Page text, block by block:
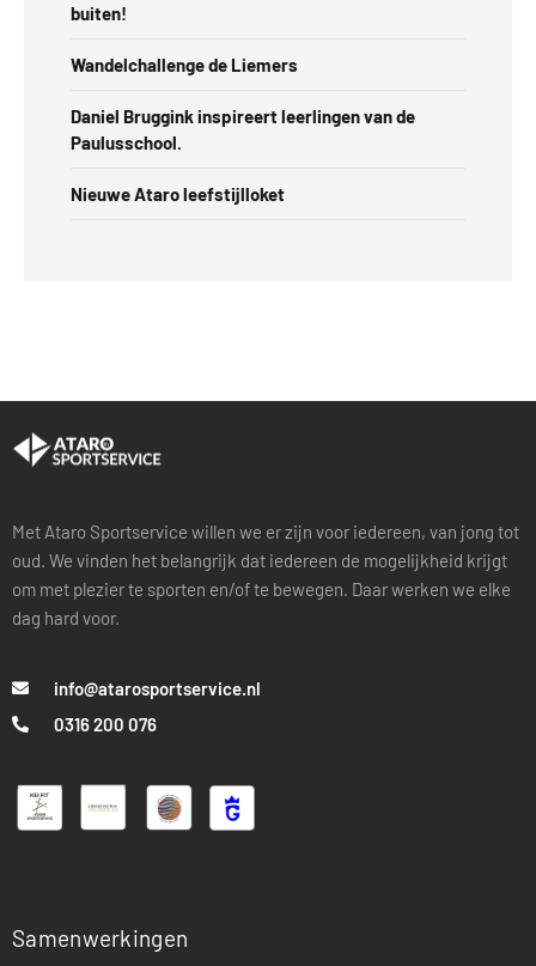
buiten!
Wandelchallenge de Liemers
Daniel Bruggink inspireert leerlingen van de
Paulusschool.
Nieuwe Ataro leefstijlloket
Met Ataro Sportservice willen we er zijn voor iedereen, van jong tot
oud. We vinden het belangrijk dat iedereen de mogelijkheid krijgt
om met plezier te sporten en/of te bewegen. Daar werken we elke
dag hard voor.
info@atarosportservice.nl
0316 200 076
Samenwerkingen